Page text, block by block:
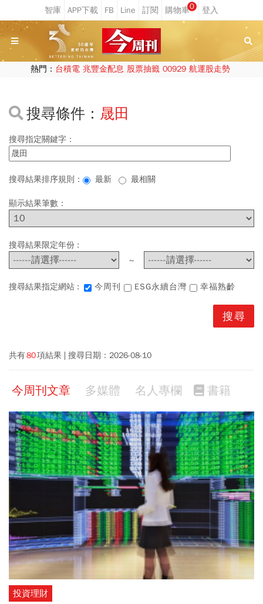
0
熱門： 台積電 兆豐金配息 股票抽籤 00929 航運股走勢
搜尋條件： 晟田
搜尋指定關鍵字：
搜尋結果排序規則： 最新 最相關
顯示結果筆數：
搜尋結果限定年份 :
~
搜尋結果指定網站 : 今周刊 ESG永續台灣 幸福熟齡
共有80項結果 搜尋日期： 2026-08-10
今周刊文章 多媒體 名人專欄 書籍
投資理財